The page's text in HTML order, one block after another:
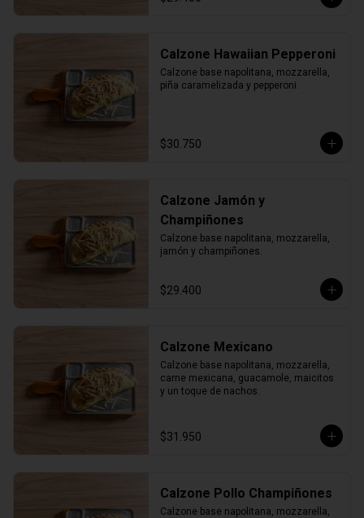
Calzone Hawaiian Pepperoni
Calzone base napolitana, mozzarella,
piña caramelizada y pepperoni.
$30.750
Calzone Jamón y
Champiñones
Calzone base napolitana, mozzarella,
jamón y champiñones.
$29.400
Calzone Mexicano
Calzone base napolitana, mozzarella,
carne mexicana, guacamole, maicitos
y un toque de nachos.
$31.950
Calzone Pollo Champiñones
Calzone base napolitana, mozzarella,